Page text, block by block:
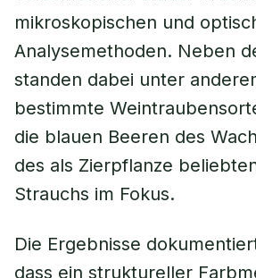
mikroskopischen und
Analysemethoden. Neben
standen dabei unter
bestimmte
die blauen Beeren des
des als Zierpflanze
Strauchs im Fokus.
Die Ergebnisse
dass ein struktureller